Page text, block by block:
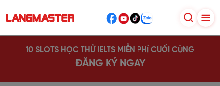
10 SLOTS HỌC THỬ IELTS MIỄN PHÍ CUỐI CÙNG
ĐĂNG KÝ NGAY